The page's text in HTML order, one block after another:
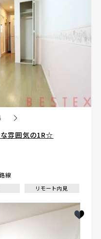
な雰囲気の1R☆
線
リモート内見